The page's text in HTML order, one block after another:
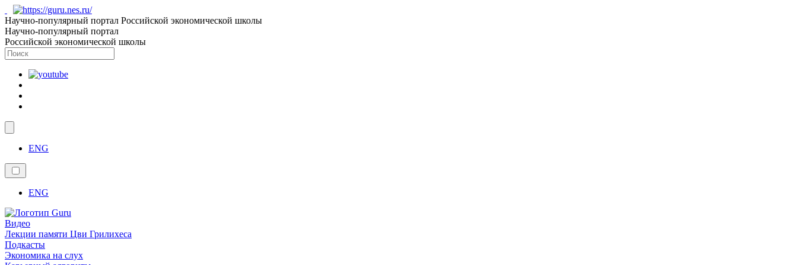
Научно-популярный портал Российской экономической школы
Научно-популярный портал
Российской экономической школы
ENG
ENG
Видео
Лекции памяти Цви Грилихеса
Подкасты
Экономика на слух